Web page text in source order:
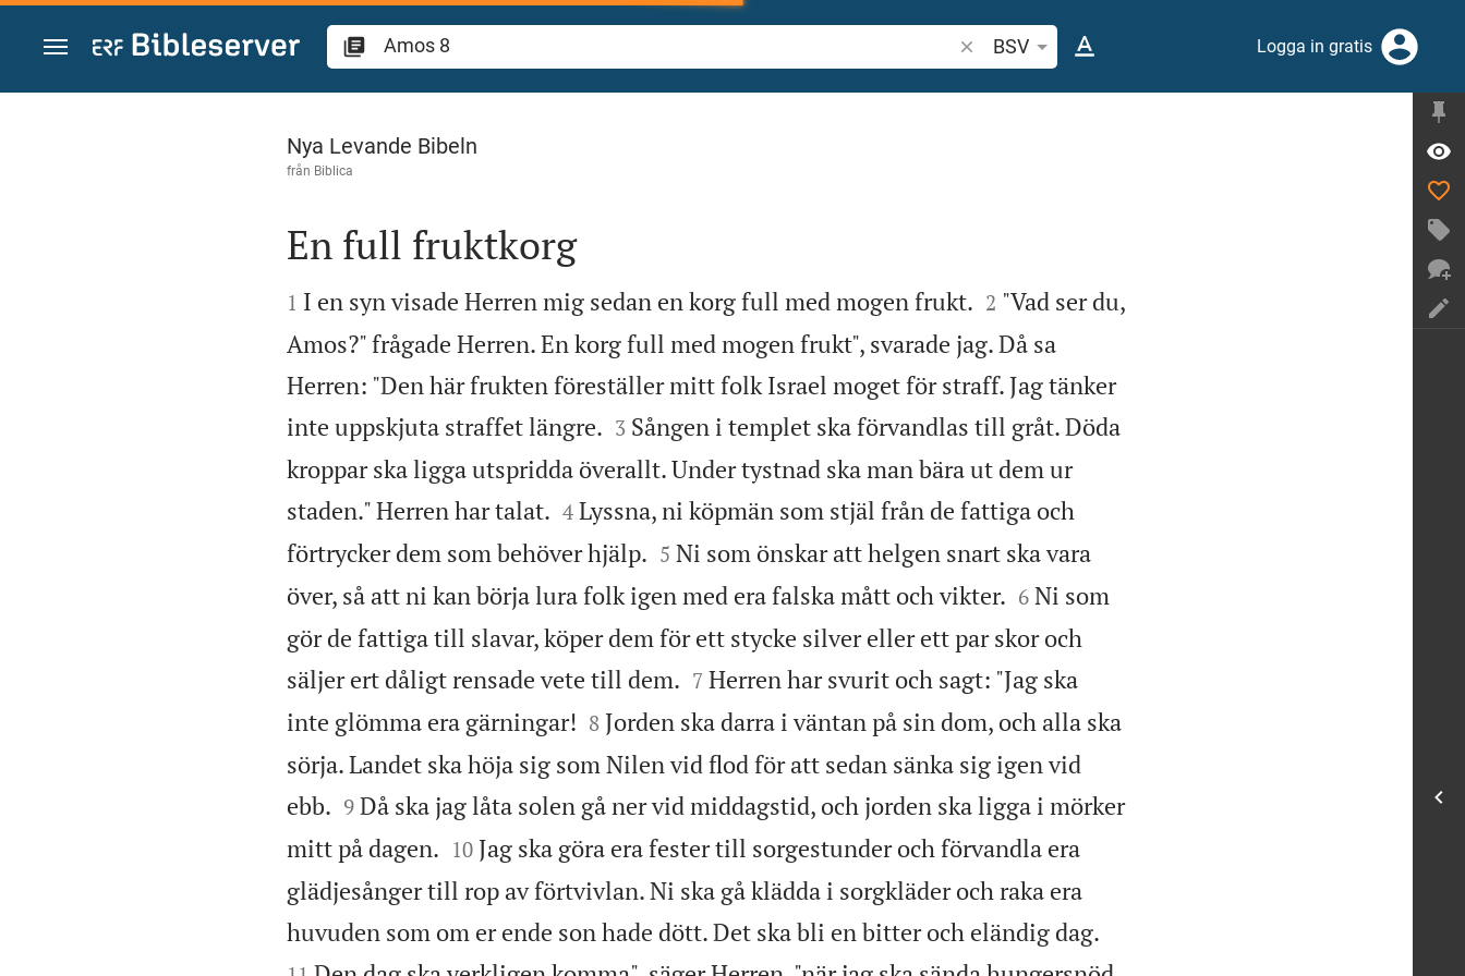
Hoppa till innehåll
Sök bibelvers eller ord
BSV Logga in gratis
Amos 8
Nya Levande Bibeln
från Biblica

En full fruktkorg

1 I en syn visade Herren mig sedan en korg full med mogen frukt.
2 "Vad ser du,
Amos?" frågade Herren. En korg full med mogen frukt", svarade jag. Då sa
Herren: "Den här frukten föreställer mitt folk Israel moget för straff. Jag tänker
inte uppskjuta straffet längre.
3 Sången i templet ska förvandlas till gråt. Döda
kroppar ska ligga utspridda överallt. Under tystnad ska man bära ut dem ur
staden." Herren har talat.
4 Lyssna, ni köpmän som stjäl från de fattiga och
förtrycker dem som behöver hjälp.
5 Ni som önskar att helgen snart ska vara
över, så att ni kan börja lura folk igen med era falska mått och vikter.
6 Ni som
gör de fattiga till slavar, köper dem för ett stycke silver eller ett par skor och
säljer ert dåligt rensade vete till dem.
7 Herren har svurit och sagt: "Jag ska
inte glömma era gärningar!
8 Jorden ska darra i väntan på sin dom, och alla ska
sörja. Landet ska höja sig som Nilen vid flod för att sedan sänka sig igen vid
ebb.
9 Då ska jag låta solen gå ner vid middagstid, och jorden ska ligga i mörker
mitt på dagen.
10 Jag ska göra era fester till sorgestunder och förvandla era
glädjesånger till rop av förtvivlan. Ni ska gå klädda i sorgkläder och raka era
huvuden som om er ende son hade dött. Det ska bli en bitter och eländig dag.